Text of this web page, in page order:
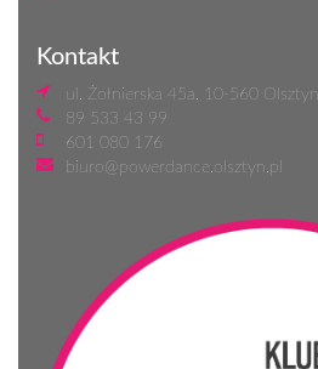
Kontakt
ul. Żołnierska 45a, 10-560 Olsztyn
89 533 43 99
601 080 176
biuro@powerdance.olsztyn.pl